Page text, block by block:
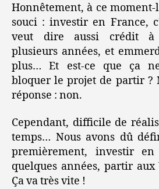
Honnêtement, à ce
souci : investir en France,
veut dire aussi crédit à
plusieurs années, et
plus… Et est-ce que ça
bloquer le projet de partir ?
réponse : non.
Cependant, difficile de
temps… Nous avons dû
premièrement, investir
quelques années, partir
Ça va très vite !